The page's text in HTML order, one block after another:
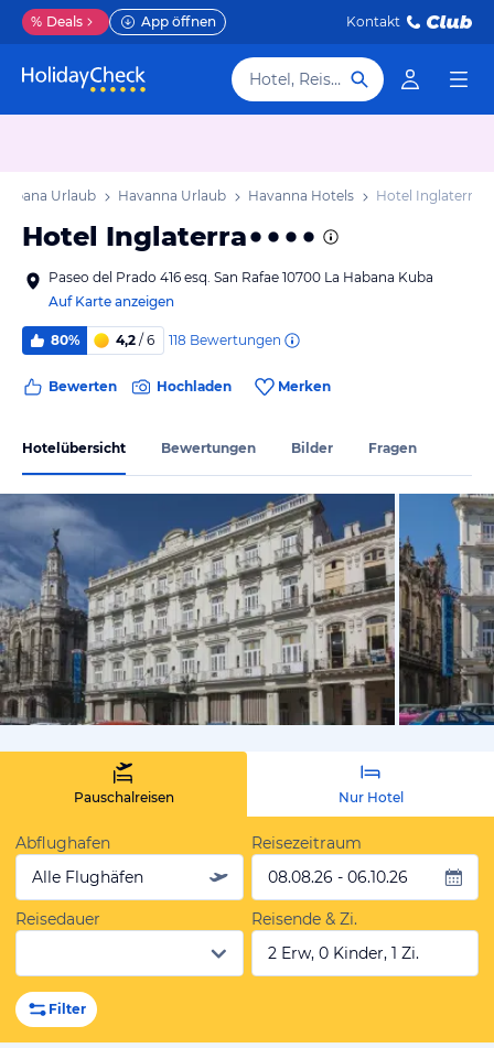
% Deals App öffnen Kontakt
Hotel, Reiseziel
Urlaub Havanna Urlaub Havanna Hotels Hotel Inglaterra
Hotel Inglaterra
Paseo del Prado 416 esq. San Rafae 10700 La Habana Kuba
Auf Karte anzeigen
80% 4,2 / 6 118 Bewertungen
Bewerten Hochladen Merken
Hotelübersicht Bewertungen Bilder Fragen
vom
Pauschalreisen Nur Hotel
Abflughafen
Alle Flughäfen
Reisezeitraum
08.08.26 - 06.10.26
Reisedauer
Reisende & Zi.
2 Erw, 0 Kinder, 1 Zi.
Filter